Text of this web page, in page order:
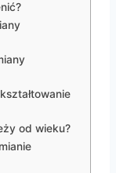
od wieku?